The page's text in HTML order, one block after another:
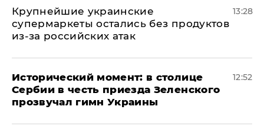
Крупнейшие украинские
супермаркеты остались без продуктов
из-за российских атак
13:28
Исторический момент: в столице
Сербии в честь приезда Зеленского
прозвучал гимн Украины
12:52